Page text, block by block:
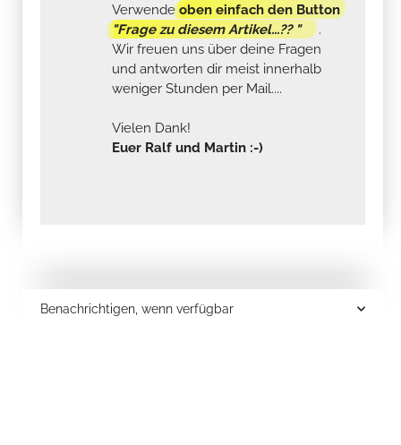
Verwendeoben einfach den Button
"Frage zu diesem Artikel...?? "
.
Wir freuen uns über deine Fragen
und antworten dir meist innerhalb
weniger Stunden per Mail....
Vielen Dank!
Euer Ralf und Martin :-)
Benachrichtigen, wenn verfügbar